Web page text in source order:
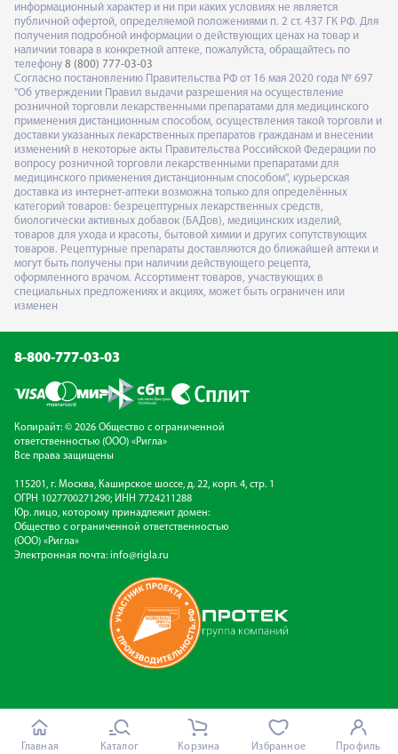
информационный характер и ни при каких условиях не является
публичной офертой, определяемой положениями п. 2 ст. 437 ГК РФ. Для
получения подробной информации о действующих ценах на товар и
наличии товара в конкретной аптеке, пожалуйста, обращайтесь по
телефону 8 (800) 777-03-03
Согласно постановлению Правительства РФ от 16 мая 2020 года № 697
"Об утверждении Правил выдачи разрешения на осуществление
розничной торговли лекарственными препаратами для медицинского
применения дистанционным способом, осуществления такой торговли и
доставки указанных лекарственных препаратов гражданам и внесении
изменений в некоторые акты Правительства Российской Федерации по
вопросу розничной торговли лекарственными препаратами для
медицинского применения дистанционным способом", курьерская
доставка из интернет-аптеки возможна только для определённых
категорий товаров: безрецептурных лекарственных средств,
биологически активных добавок (БАДов), медицинских изделий,
товаров для ухода и красоты, бытовой химии и других сопутствующих
товаров. Рецептурные препараты доставляются до ближайшей аптеки и
могут быть получены при наличии действующего рецепта,
оформленного врачом. Ассортимент товаров, участвующих в
специальных предложениях и акциях, может быть ограничен или
изменен
8-800-777-03-03
Копирайт: © 2026 Общество с ограниченной
ответственностью (ООО) «Ригла»
Все права защищены
115201, г. Москва, Каширское шоссе, д. 22, корп. 4, стр. 1
ОГРН 1027700271290; ИНН 7724211288
Юр. лицо, которому принадлежит домен:
Общество с ограниченной ответственностью
(ООО) «Ригла»
Электронная почта: info@rigla.ru
Главная Каталог Корзина Избранное Профиль